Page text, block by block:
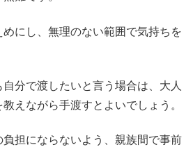
にし、無理のない範囲で気持ちを
分で渡したいと言う場合は、大人
えながら手渡すとよいでしょう。
担にならないよう、親族間で事前